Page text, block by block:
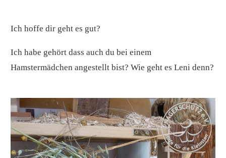
Ich hoffe dir geht es gut?
Ich habe gehört dass auch du bei einem
Hamstermädchen angestellt bist? Wie geht es Leni denn?